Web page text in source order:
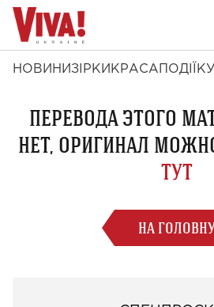
НОВИНИ ЗІРКИ КРАСА ПОДІЇ
ПЕРЕВОДА ЭТОГО
НЕТ, ОРИГИНАЛ
ТУТ
НА